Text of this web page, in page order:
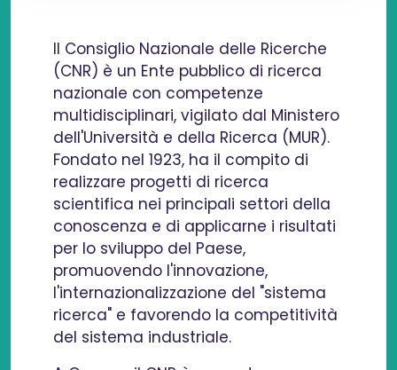
Il Consiglio Nazionale delle Ricerche
(CNR) è un Ente pubblico di ricerca
nazionale con competenze
multidisciplinari, vigilato dal Ministero
dell'Università e della Ricerca (MUR).
Fondato nel 1923, ha il compito di
realizzare progetti di ricerca
scientifica nei principali settori della
conoscenza e di applicarne i risultati
per lo sviluppo del Paese,
promuovendo l'innovazione,
l'internazionalizzazione del "sistema
ricerca" e favorendo la competitività
del sistema industriale.